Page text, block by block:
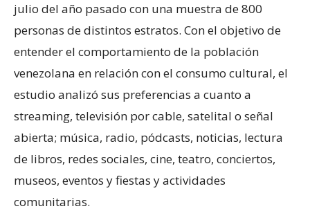
julio del año pasado con una muestra de 800
personas de distintos estratos. Con el objetivo de
entender el comportamiento de la población
venezolana en relación con el consumo cultural, el
estudio analizó sus preferencias a cuanto a
streaming, televisión por cable, satelital o señal
abierta; música, radio, pódcasts, noticias, lectura
de libros, redes sociales, cine, teatro, conciertos,
museos, eventos y fiestas y actividades
comunitarias.